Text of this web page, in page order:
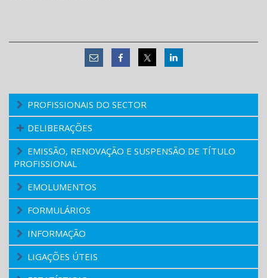
PROFISSIONAIS DO SECTOR
DELIBERAÇÕES
EMISSÃO, RENOVAÇÃO E SUSPENSÃO DE TÍTULO
PROFISSIONAL
EMOLUMENTOS
FORMULÁRIOS
INFORMAÇÃO
LIGAÇÕES ÚTEIS